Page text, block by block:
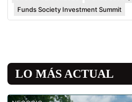
Funds Society Investment Summit
LO MÁS ACTUAL